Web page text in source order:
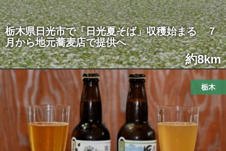
栃木県日光市で「日光夏そば」収穫始まる ７
月から地元蕎麦店で提供へ
約8km
栃木